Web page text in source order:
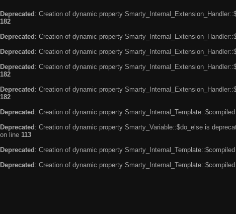
Deprecated : Creation of dynamic property
182
Deprecated : Creation of dynamic property
Deprecated : Creation of dynamic property
Deprecated : Creation of dynamic property
182
Deprecated : Creation of dynamic property
182
Deprecated : Creation of dynamic property
Deprecated : Creation of dynamic property Smarty_Variable::$do_else is
on line 113
Deprecated : Creation of dynamic property
Deprecated : Creation of dynamic property